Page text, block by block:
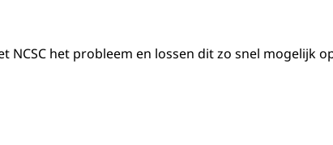
NCSC het probleem en lossen dit zo snel mogelijk